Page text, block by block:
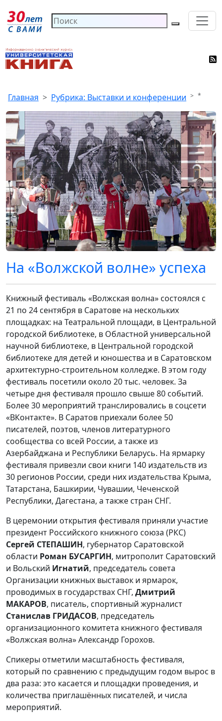
Главная Рубрика: Выставки и конференции *
На «Волжской волне» успеха
Книжный фестиваль «Волжская волна» состоялся с
21 по 24 сентября в Саратове на нескольких
площадках: на Театральной площади, в Центральной
городской библиотеке, в Областной универсальной
научной библиотеке, в Центральной городской
библиотеке для детей и юношества и в Саратовском
архитектурно-строительном колледже. В этом году
фестиваль посетили около 20 тыс. человек. За
четыре дня фестиваля прошло свыше 80 событий.
Более 30 мероприятий транслировались в соцсети
«ВКонтакте». В Саратов приехали более 50
писателей, поэтов, членов литературного
сообщества со всей России, а также из
Азербайджана и Республики Беларусь. На ярмарку
фестиваля привезли свои книги 140 издательств из
30 регионов России, среди них издательства Крыма,
Татарстана, Башкирии, Чувашии, Чеченской
Республики, Дагестана, а также стран СНГ.
В церемонии открытия фестиваля приняли участие
президент Российского книжного союза (РКС)
Сергей СТЕПАШИН, губернатор Саратовской
области Роман БУСАРГИН, митрополит Саратовский
и Вольский Игнатий, председатель совета
Организации книжных выставок и ярмарок,
проводимых в государствах СНГ, Дмитрий
МАКАРОВ, писатель, спортивный журналист
Станислав ГРИДАСОВ, председатель
организационного комитета книжного фестиваля
«Волжская волна» Александр Горохов.
Спикеры отметили масштабность фестиваля,
который по сравнению с предыдущим годом вырос в
два раза: это касается и площадки проведения, и
количества приглашённых писателей, и числа
мероприятий.